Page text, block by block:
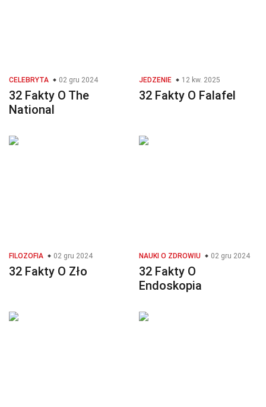
CELEBRYTA 02 gru 2024
32 Fakty O The
National
JEDZENIE 12 kw. 2025
32 Fakty O Falafel
FILOZOFIA 02 gru 2024
32 Fakty O Zło
NAUKI O ZDROWIU 02 gru 2024
32 Fakty O
Endoskopia